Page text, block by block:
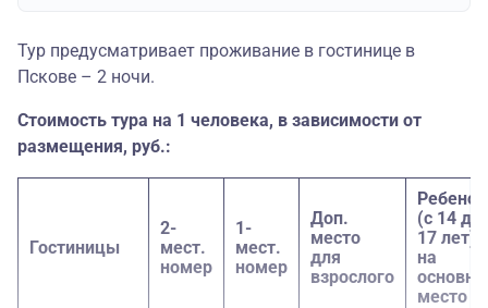
Тур предусматривает проживание в гостинице в
Пскове – 2 ночи.
Стоимость тура на 1 человека, в зависимости от
размещения, руб.:
Гостиницы
2-
мест.
номер
1-
мест.
номер
Доп.
место
для
взрослого
Ребенок
(с 14 до
17 лет)
на
место